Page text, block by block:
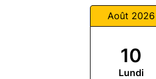
Août 2026
10
Lundi